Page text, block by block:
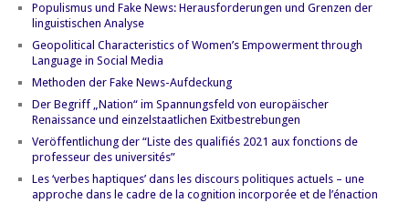
Populismus und Fake News: Herausforderungen und Grenzen der
linguistischen Analyse
Geopolitical Characteristics of Women’s Empowerment through
Language in Social Media
Methoden der Fake News-Aufdeckung
Der Begriff „Nation“ im Spannungsfeld von europäischer
Renaissance und einzelstaatlichen Exitbestrebungen
Veröffentlichung der “Liste des qualifiés 2021 aux fonctions de
professeur des universités”
Les ‘verbes haptiques’ dans les discours politiques actuels – une
approche dans le cadre de la cognition incorporée et de l’énaction